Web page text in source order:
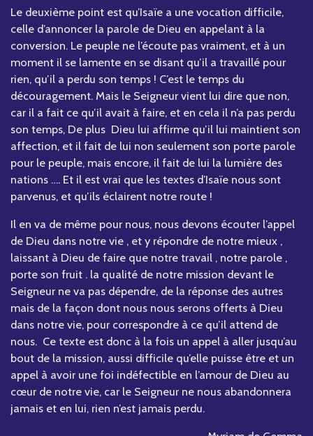
Le deuxième point est qu’Isaïe a une vocation difficile,
celle d’annoncer la parole de Dieu en appelant à la
conversion. Le peuple ne l’écoute pas vraiment, et à un
moment il se lamente en se disant qu’il a travaillé pour
rien, qu’il a perdu son temps ! C’est le temps du
découragement. Mais le Seigneur vient lui dire que non,
car il a fait ce qu’il avait à faire, et en cela il n’a pas perdu
son temps, De plus Dieu lui affirme qu’il lui maintient son
affection, et il fait de lui non seulement son porte parole
pour le peuple, mais encore, il fait de lui la lumière des
nations …. Et il est vrai que les textes d’Isaïe nous sont
parvenus, et qu’ils éclairent notre route !
Il en va de même pour nous, nous devons écouter l’appel
de Dieu dans notre vie , et y répondre de notre mieux ,
laissant à Dieu de faire que notre travail , notre parole ,
porte son fruit . la qualité de notre mission devant le
Seigneur ne va pas dépendre, de la réponse des autres
mais de la façon dont nous nous serons offerts à Dieu
dans notre vie, pour correspondre à ce qu’il attend de
nous. Ce texte est donc à la fois un appel à aller jusqu’au
bout de la mission, aussi difficile qu’elle puisse être et un
appel à avoir une foi indéfectible en l’amour de Dieu au
cœur de notre vie, car le Seigneur ne nous abandonnera
jamais et en lui, rien n’est jamais perdu.